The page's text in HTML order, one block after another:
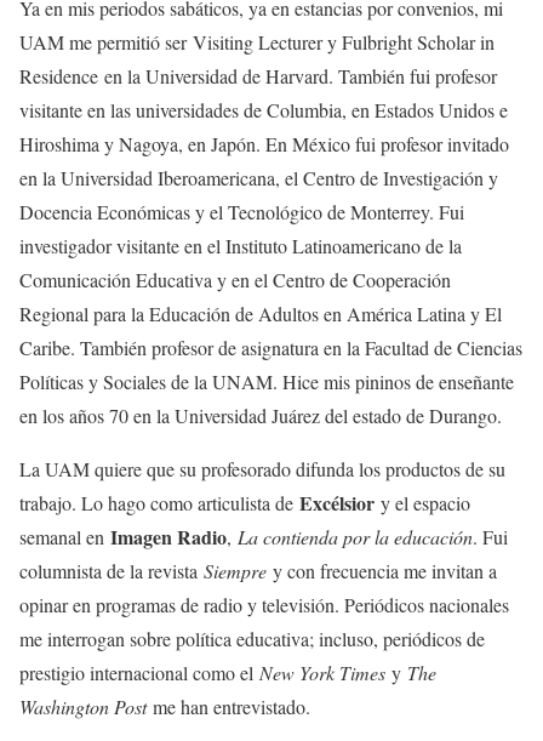
Ya en mis periodos sabáticos, ya en estancias por convenios, mi
UAM me permitió ser Visiting Lecturer y Fulbright Scholar in
Residence en la Universidad de Harvard. También fui profesor
visitante en las universidades de Columbia, en Estados Unidos e
Hiroshima y Nagoya, en Japón. En México fui profesor invitado
en la Universidad Iberoamericana, el Centro de Investigación y
Docencia Económicas y el Tecnológico de Monterrey. Fui
investigador visitante en el Instituto Latinoamericano de la
Comunicación Educativa y en el Centro de Cooperación
Regional para la Educación de Adultos en América Latina y El
Caribe. También profesor de asignatura en la Facultad de Ciencias
Políticas y Sociales de la UNAM. Hice mis pininos de enseñante
en los años 70 en la Universidad Juárez del estado de Durango.
La UAM quiere que su profesorado difunda los productos de su
trabajo. Lo hago como articulista de Excélsior y el espacio
semanal en Imagen Radio, La contienda por la educación. Fui
columnista de la revista Siempre y con frecuencia me invitan a
opinar en programas de radio y televisión. Periódicos nacionales
me interrogan sobre política educativa; incluso, periódicos de
prestigio internacional como el New York Times y The
Washington Postme han entrevistado.